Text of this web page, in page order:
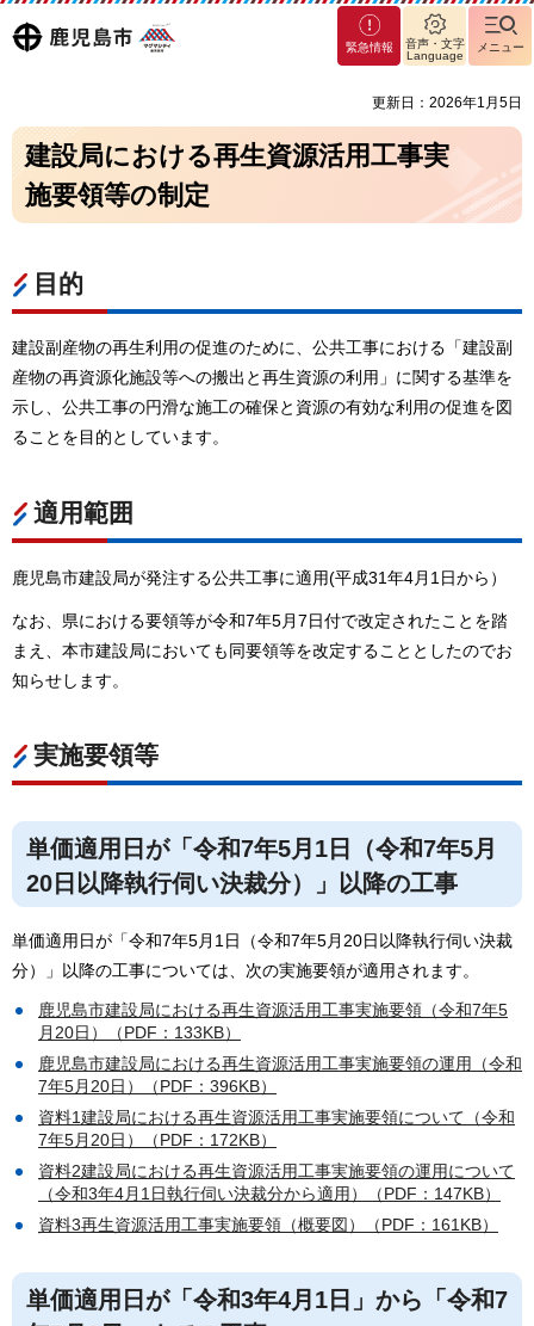
鹿児島
マグ
マシ
緊急情報
音声・文字
Language
メニュー
更新日：2026年1月5日
建設局における再生資源活用工事実
施要領等の制定
目的
建設副産物の再生利用の促進のために、公共工事における「建設副
産物の再資源化施設等への搬出と再生資源の利用」に関する基準を
示し、公共工事の円滑な施工の確保と資源の有効な利用の促進を図
ることを目的としています。
適用範囲
鹿児島市建設局が発注する公共工事に適用(平成31年4月1日から）
なお、県における要領等が令和7年5月7日付で改定されたことを踏
まえ、本市建設局においても同要領等を改定することとしたのでお
知らせします。
実施要領等
単価適用日が「令和7年5月1日（令和7年5月
20日以降執行伺い決裁分）」以降の工事
単価適用日が「令和7年5月1日（令和7年5月20日以降執行伺い決裁
分）」以降の工事については、次の実施要領が適用されます。
鹿児島市建設局における再生資源活用工事実施要領（令和7年5
月20日）（PDF：133KB）
鹿児島市建設局における再生資源活用工事実施要領の運用（令和
7年5月20日）（PDF：396KB）
資料1建設局における再生資源活用工事実施要領について（令和
7年5月20日）（PDF：172KB）
資料2建設局における再生資源活用工事実施要領の運用について
（令和3年4月1日執行伺い決裁分から適用）（PDF：147KB）
資料3再生資源活用工事実施要領（概要図）（PDF：161KB）
単価適用日が「令和3年4月1日」から「令和7